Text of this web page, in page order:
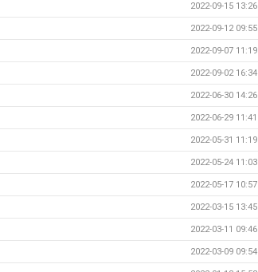
2022-09-15 13:26
2022-09-12 09:55
2022-09-07 11:19
2022-09-02 16:34
2022-06-30 14:26
2022-06-29 11:41
2022-05-31 11:19
2022-05-24 11:03
2022-05-17 10:57
2022-03-15 13:45
2022-03-11 09:46
2022-03-09 09:54